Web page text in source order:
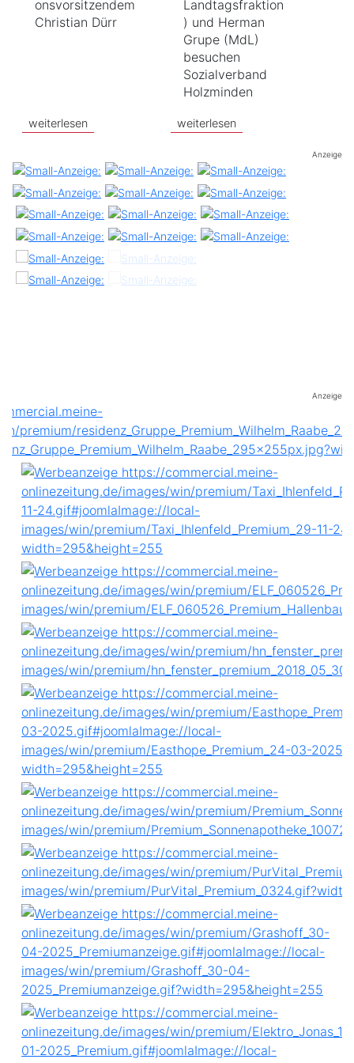
onsvorsitzendem
Christian Dürr
weiterlesen
Landtagsfraktion
) und Herman
Grupe (MdL)
besuchen
Sozialverband
Holzminden
weiterlesen
Anzeige
Anzeige